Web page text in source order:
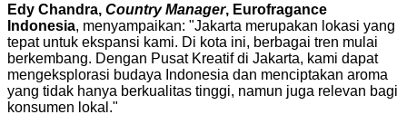
Edy Chandra, Country Manager, Eurofragance
Indonesia, menyampaikan: "Jakarta merupakan lokasi yang
tepat untuk ekspansi kami. Di kota ini, berbagai tren mulai
berkembang. Dengan Pusat Kreatif di Jakarta, kami dapat
mengeksplorasi budaya Indonesia dan menciptakan aroma
yang tidak hanya berkualitas tinggi, namun juga relevan bagi
konsumen lokal."